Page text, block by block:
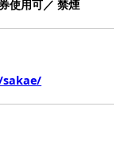
使用可／ 禁煙